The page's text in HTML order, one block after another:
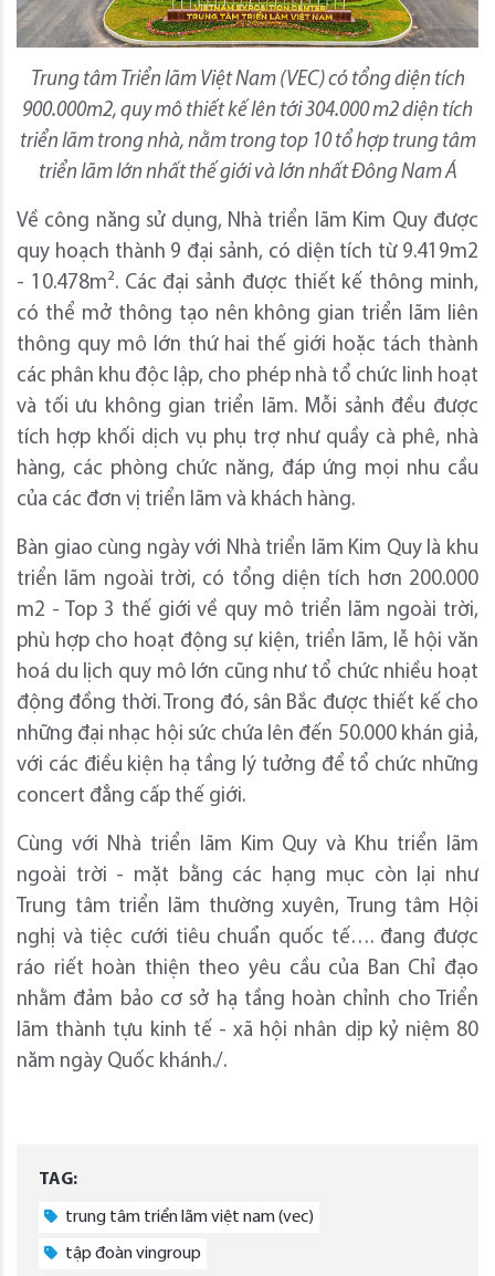
Trung tâm Triển lãm Việt Nam (VEC) có tổng diện tích
900.000m2, quy mô thiết kế lên tới 304.000 m2 diện tích
triển lãm trong nhà, nằm trong top 10 tổ hợp trung tâm
triển lãm lớn nhất thế giới và lớn nhất Đông Nam Á
Về công năng sử dụng, Nhà triển lãm Kim Quy được
quy hoạch thành 9 đại sảnh, có diện tích từ 9.419m2
- 10.478m². Các đại sảnh được thiết kế thông minh,
có thể mở thông tạo nên không gian triển lãm liên
thông quy mô lớn thứ hai thế giới hoặc tách thành
các phân khu độc lập, cho phép nhà tổ chức linh hoạt
và tối ưu không gian triển lãm. Mỗi sảnh đều được
tích hợp khối dịch vụ phụ trợ như quầy cà phê, nhà
hàng, các phòng chức năng, đáp ứng mọi nhu cầu
của các đơn vị triển lãm và khách hàng.
Bàn giao cùng ngày với Nhà triển lãm Kim Quy là khu
triển lãm ngoài trời, có tổng diện tích hơn 200.000
m2 - Top 3 thế giới về quy mô triển lãm ngoài trời,
phù hợp cho hoạt động sự kiện, triển lãm, lễ hội văn
hoá du lịch quy mô lớn cũng như tổ chức nhiều hoạt
động đồng thời. Trong đó, sân Bắc được thiết kế cho
những đại nhạc hội sức chứa lên đến 50.000 khán giả,
với các điều kiện hạ tầng lý tưởng để tổ chức những
concert đẳng cấp thế giới.
Cùng với Nhà triển lãm Kim Quy và Khu triển lãm
ngoài trời - mặt bằng các hạng mục còn lại như
Trung tâm triển lãm thường xuyên, Trung tâm Hội
nghị và tiệc cưới tiêu chuẩn quốc tế…. đang được
ráo riết hoàn thiện theo yêu cầu của Ban Chỉ đạo
nhằm đảm bảo cơ sở hạ tầng hoàn chỉnh cho Triển
lãm thành tựu kinh tế - xã hội nhân dịp kỷ niệm 80
năm ngày Quốc khánh./.
TAG:
trung tâm triển lãm việt nam (vec)
tập đoàn vingroup